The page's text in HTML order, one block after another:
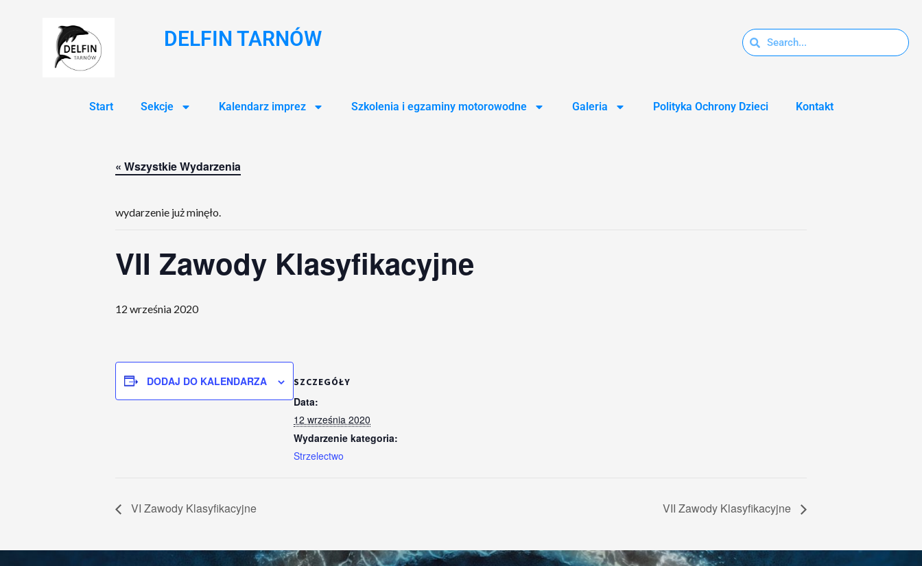
DELFIN TARNÓW
Start Sekcje Kalendarz imprez Szkolenia i egzaminy motorowodne Galeria Polityka Ochrony Dzieci Kontakt
« Wszystkie Wydarzenia
wydarzenie już minęło.
VII Zawody Klasyfikacyjne
12 września 2020
DODAJ DO KALENDARZA SZCZEGÓŁY
Data:
12 września 2020
Wydarzenie kategoria:
Strzelectwo
VI Zawody Klasyfikacyjne VII Zawody Klasyfikacyjne